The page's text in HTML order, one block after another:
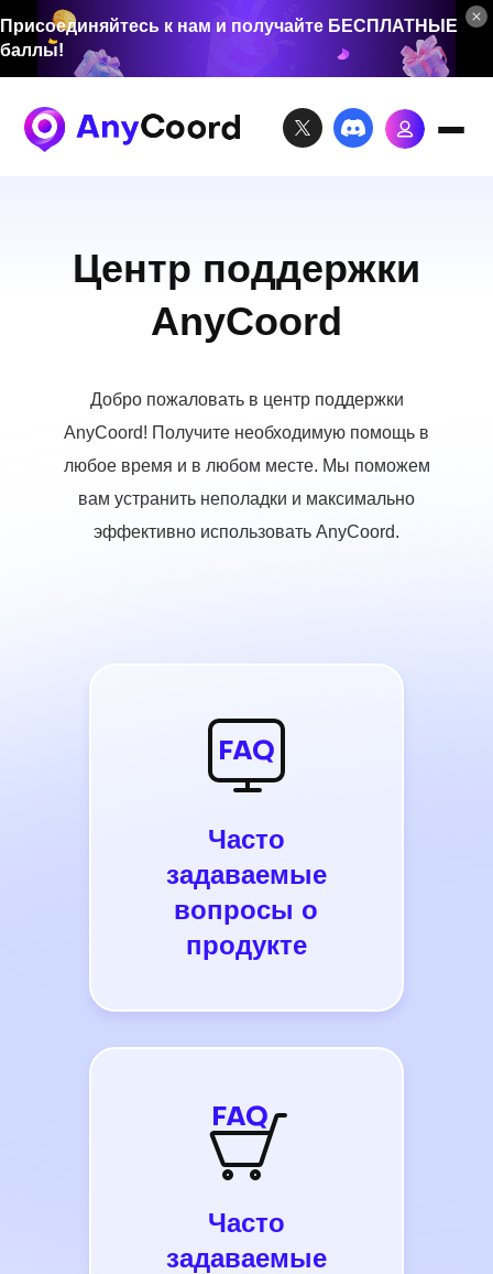
Присоединяйтесь к нам и получайте БЕСПЛАТНЫЕ
баллы!
Центр поддержки
AnyCoord
Добро пожаловать в центр поддержки
AnyCoord! Получите необходимую помощь в
любое время и в любом месте. Мы поможем
вам устранить неполадки и максимально
эффективно использовать AnyCoord.
Часто
задаваемые
вопросы о
продукте
Часто
задаваемые